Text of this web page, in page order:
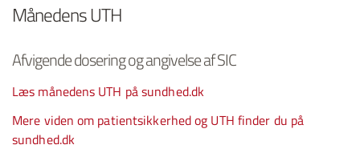
Månedens UTH
Afvigende dosering og angivelse af SIC
Læs månedens UTH på sundhed.dk
Mere viden om patientsikkerhed og UTH finder du på
sundhed.dk